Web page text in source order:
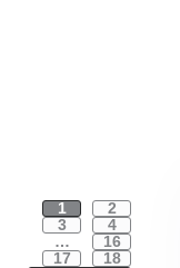
1
2
3
4
…
16
17
18